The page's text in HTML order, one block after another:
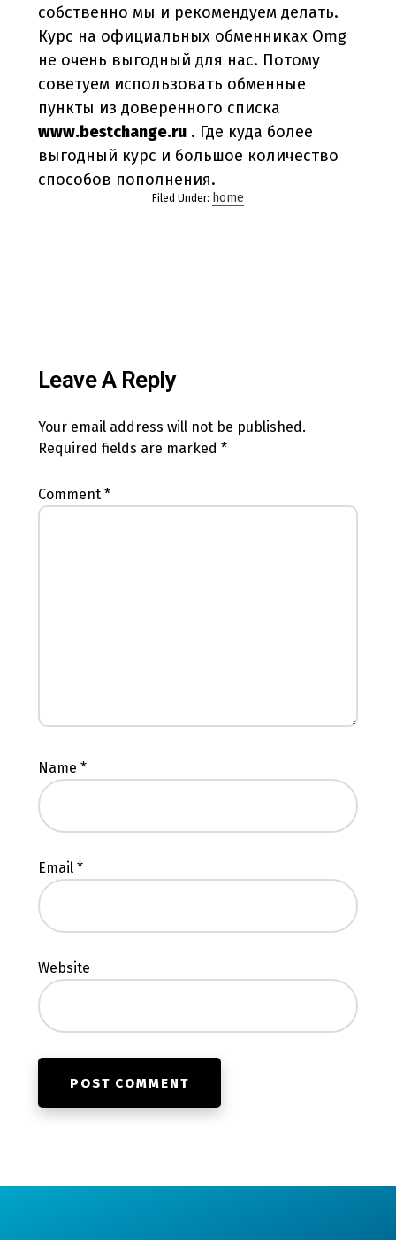
собственно мы и рекомендуем делать.
Курс на официальных обменниках Omg
не очень выгодный для нас. Потому
советуем использовать обменные
пункты из доверенного списка
www.bestchange.ru. Где куда более
выгодный курс и большое количество
способов пополнения.
Filed Under: home
Leave A Reply
Your email address will not be published.
Required fields are marked *
Comment *
Name *
Email *
Website